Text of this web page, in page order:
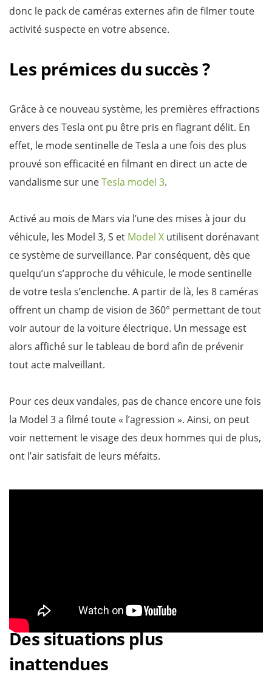
donc le pack de caméras externes afin de filmer toute
activité suspecte en votre absence.
Les prémices du succès ?
Grâce à ce nouveau système, les premières effractions
envers des Tesla ont pu être pris en flagrant délit. En
effet, le mode sentinelle de Tesla a une fois des plus
prouvé son efficacité en filmant en direct un acte de
vandalisme sur uneTesla model 3.
Activé au mois de Mars via l’une des mises à jour du
véhicule, les Model 3, S et Model X utilisent dorénavant
ce système de surveillance. Par conséquent, dès que
quelqu’un s’approche du véhicule, le mode sentinelle
de votre tesla s’enclenche. A partir de là, les 8 caméras
offrent un champ de vision de 360° permettant de tout
voir autour de la voiture électrique. Un message est
alors affiché sur le tableau de bord afin de prévenir
tout acte malveillant.
Pour ces deux vandales, pas de chance encore une fois
la Model 3 a filmé toute « l’agression ». Ainsi, on peut
voir nettement le visage des deux hommes qui de plus,
ont l’air satisfait de leurs méfaits.
Des situations plus
inattendues